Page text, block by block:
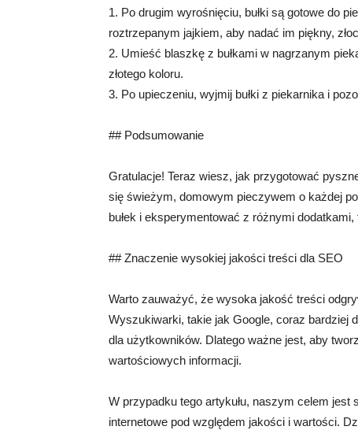
1. Po drugim wyrośnięciu, bułki są gotowe do
roztrzepanym jajkiem, aby nadać im piękny,
2. Umieść blaszkę z bułkami w nagrzanym
złotego koloru.
3. Po upieczeniu, wyjmij bułki z piekarnika i
## Podsumowanie
Gratulacje! Teraz wiesz, jak przygotować
się świeżym, domowym pieczywem o każdej
bułek i eksperymentować z różnymi
## Znaczenie wysokiej jakości treści dla SEO
Warto zauważyć, że wysoka jakość treści
Wyszukiwarki, takie jak Google, coraz bardziej
dla użytkowników. Dlatego ważne jest, aby
wartościowych informacji.
W przypadku tego artykułu, naszym celem
internetowe pod względem jakości i wartości.